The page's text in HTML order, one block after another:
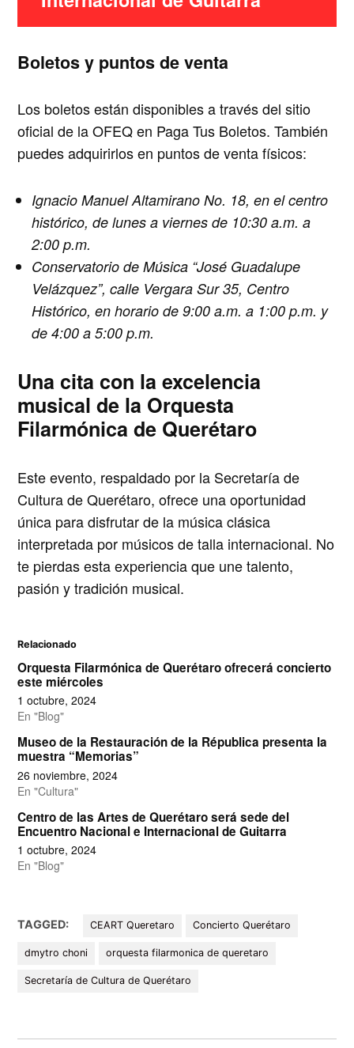
Boletos y puntos de venta
Los boletos están disponibles a través del sitio
oficial de laOFEQen Paga Tus Boletos. También
puedes adquirirlos en puntos de venta físicos:
Ignacio Manuel Altamirano No. 18, en el centro
histórico, de lunes a viernes de 10:30 a.m. a
2:00 p.m.
Conservatorio de Música “José Guadalupe
Velázquez”, calle Vergara Sur 35, Centro
Histórico, en horario de 9:00 a.m. a 1:00 p.m. y
de 4:00 a 5:00 p.m.
Una cita con la excelencia
musical de la Orquesta
Filarmónica de Querétaro
Este evento, respaldado por la Secretaría de
Cultura de Querétaro, ofrece una oportunidad
única para disfrutar de la música clásica
interpretada por músicos de talla internacional. No
te pierdas esta experiencia que une talento,
pasión y tradición musical.
Relacionado
Orquesta Filarmónica de Querétaro ofrecerá concierto
este miércoles
1 octubre, 2024
En "Blog"
Museo de la Restauración de la Républica presenta la
muestra “Memorias”
26 noviembre, 2024
En "Cultura"
Centro de las Artes de Querétaro será sede del
Encuentro Nacional e Internacional de Guitarra
1 octubre, 2024
En "Blog"
TAGGED: CEART Queretaro Concierto Querétaro
dmytro choni orquesta filarmonica de queretaro
Secretaría de Cultura de Querétaro